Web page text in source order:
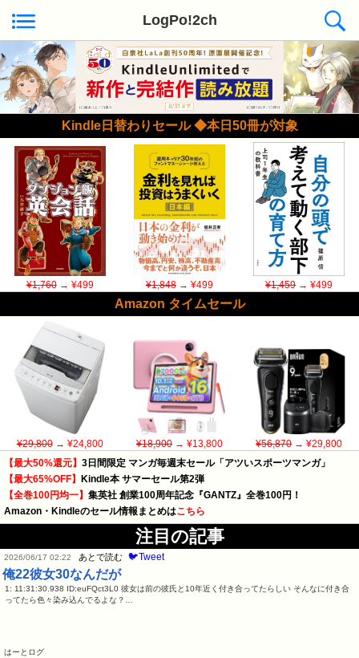
LogPo!2ch
Kindle日替わりセール ◆本日50冊が対象
¥1,760→ ¥499 ¥1,848→ ¥499 ¥1,459→ ¥499
Amazon タイムセール
¥29,800→ ¥24,800 ¥18,900→ ¥13,800 ¥56,870→ ¥29,800
【最大50%還元】 3日間限定 マンガ毎週末セール「アツいスポーツマンガ」
【最大65%OFF】
Kindle本 サマーセール第2弾
【全巻100円均一】 集英社 創業100周年記念『GANTZ』全巻100円！
Amazon・Kindleのセール情報まとめはこちら
注目の記事
2026/06/17 02:22 あとで読む 🐦Tweet
俺22彼女30なんだが
1: 11:31:30.938 ID:euFQct3L0 彼女は前の彼氏と10年近く付き合ってたらしい そんなに付き合
ってたら色々染み込んでるよな？…
はーとログ